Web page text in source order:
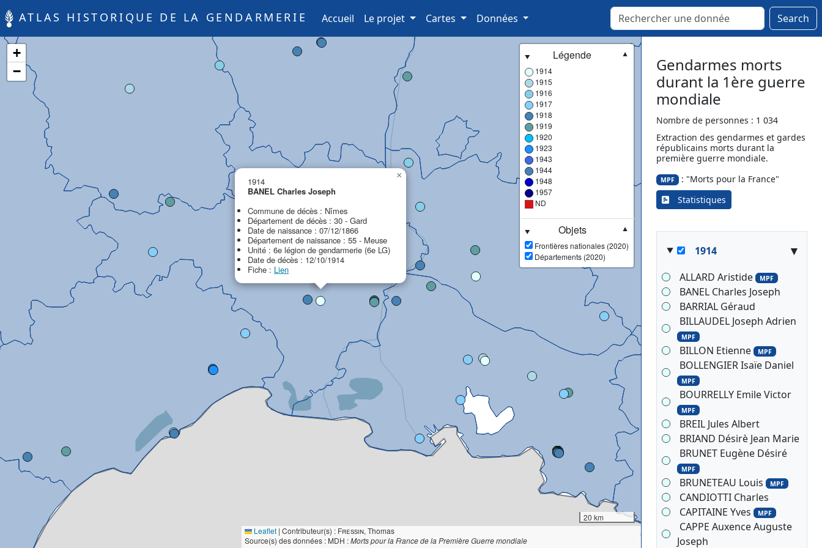
ATLAS HISTORIQUE DE LA GENDARMERIE Accueil (current)
Le projet Cartes Données Search
1914
BANEL Charles Joseph
Commune de décès : Nîmes
Département de décès : 30 - Gard
Date de naissance : 07/12/1866
Département de naissance : 55 - Meuse
Unité : 6e légion de gendarmerie (6e LG)
Date de décès : 12/10/1914
Fiche : Lien
×
+
−
Légende
▼
1914
1915
1916
1917
1918
1919
1920
1923
1943
1944
1948
1957
ND
Objets
▼
Frontières nationales (2020)
Départements (2020)
20 km
Leaflet | Contributeur(s) : Fressin, Thomas
Source(s) des données : MDH :Morts pour la France de la Première Guerre mondiale
Gendarmes morts
durant la 1ère guerre
mondiale
Nombre de personnes : 1 034
Extraction des gendarmes et gardes
républicains morts durant la
première guerre mondiale.
MPF : "Morts pour la France"
Statistiques
1914 ▾
ALLARD Aristide MPF
BANEL Charles Joseph
BARRIAL Géraud
BILLAUDEL Joseph Adrien
MPF
BILLON Etienne MPF
BOLLENGIER Isaïe Daniel
MPF
BOURRELLY Emile Victor
MPF
BREIL Jules Albert
BRIAND Désirè Jean Marie
BRUNET Eugène Désiré
MPF
BRUNETEAU Louis MPF
CANDIOTTI Charles
CAPITAINE Yves MPF
CAPPE Auxence Auguste
Joseph